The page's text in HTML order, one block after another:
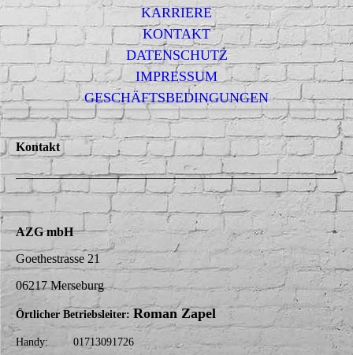
KARRIERE
KONTAKT
DATENSCHUTZ
IMPRESSUM
GESCHÄFTSBEDINGUNGEN
Kontakt
AZG mbH
Goethestrasse 21
06217 Merseburg
Örtlicher Betriebsleiter: Roman Zapel
Handy: 01713091726